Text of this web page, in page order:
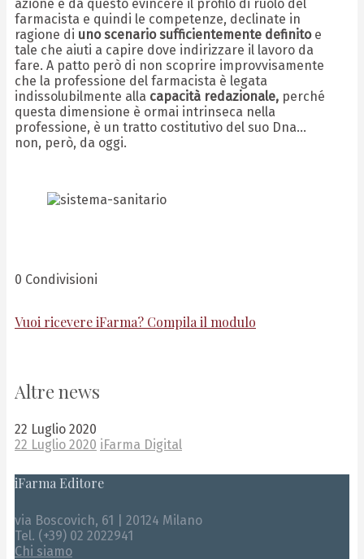
azione e da questo evincere il profilo di ruolo del
farmacista e quindi le competenze, declinate in
ragione di uno scenario sufficientemente definitoe
tale che aiuti a capire dove indirizzare il lavoro da
fare. A patto però di non scoprire improvvisamente
che la professione del farmacista è legata
indissolubilmente alla capacità redazionale, perché
questa dimensione è ormai intrinseca nella
professione, è un tratto costitutivo del suo Dna…
non, però, da oggi.
0 Condivisioni
Vuoi ricevere iFarma? Compila il modulo
Altre news
22 Luglio 2020
22 Luglio 2020 iFarma Digital
iFarma Editore
via Boscovich, 61 | 20124 Milano
Tel. (+39) 02 2022941
Chi siamo